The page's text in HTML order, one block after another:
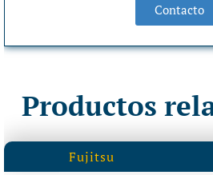
Contacto
Productos
Fujitsu